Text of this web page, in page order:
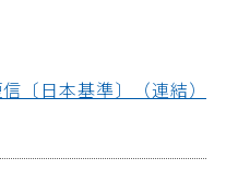
〔日本基準〕（連結）